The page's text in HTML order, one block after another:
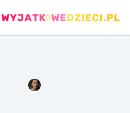
do
treści